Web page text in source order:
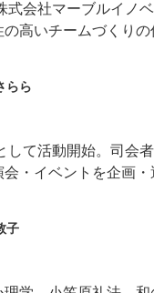
式会社マーブルイノ
の高いチームづくり
らら
して活動開始。司会
・イベントを企画
子